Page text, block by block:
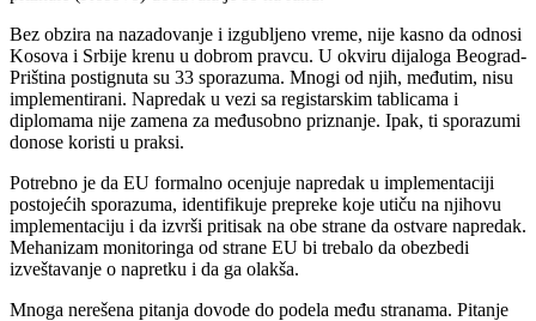
Bez obzira na nazadovanje i izgubljeno vreme, nije kasno da odnosi
Kosova i Srbije krenu u dobrom pravcu. U okviru dijaloga Beograd-
Priština postignuta su 33 sporazuma. Mnogi od njih, međutim, nisu
implementirani. Napredak u vezi sa registarskim tablicama i
diplomama nije zamena za međusobno priznanje. Ipak, ti sporazumi
donose koristi u praksi.
Potrebno je da EU formalno ocenjuje napredak u implementaciji
postojećih sporazuma, identifikuje prepreke koje utiču na njihovu
implementaciju i da izvrši pritisak na obe strane da ostvare napredak.
Mehanizam monitoringa od strane EU bi trebalo da obezbedi
izveštavanje o napretku i da ga olakša.
Mnoga nerešena pitanja dovode do podela među stranama. Pitanje